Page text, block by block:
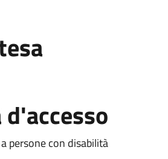
persone con disabilità